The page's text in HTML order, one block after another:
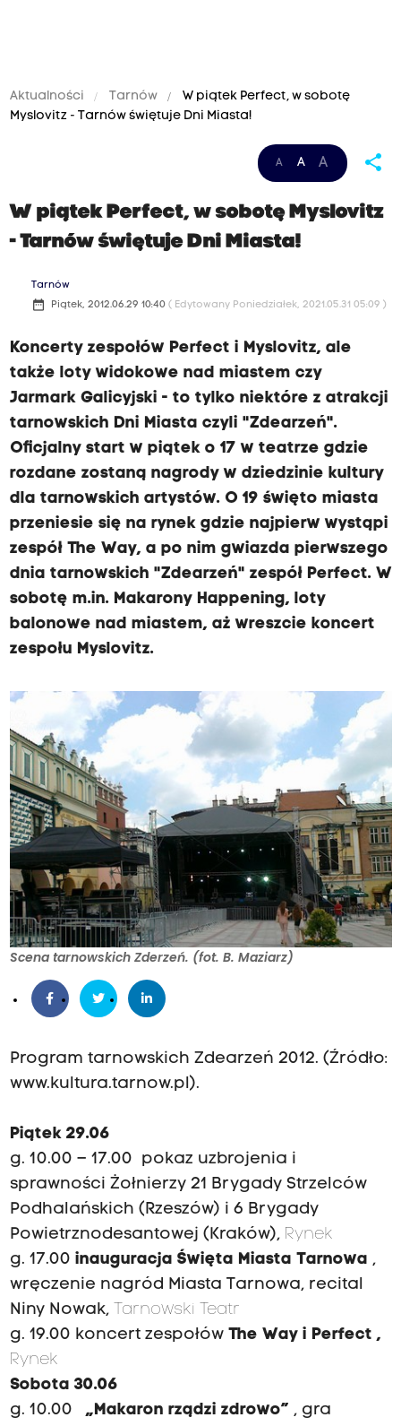
Aktualności Tarnów
W piątek Perfect, w sobotę
Myslovitz - Tarnów świętuje Dni Miasta!
A A A share
W piątek Perfect, w sobotę Myslovitz
- Tarnów świętuje Dni Miasta!
Tarnów
date_range Piątek, 2012.06.29 10:40 ( Edytowany Poniedziałek, 2021.05.31 05:09 )
Koncerty zespołów Perfect i Myslovitz, ale
także loty widokowe nad miastem czy
Jarmark Galicyjski - to tylko niektóre z atrakcji
tarnowskich Dni Miasta czyli "Zdearzeń".
Oficjalny start w piątek o 17 w teatrze gdzie
rozdane zostaną nagrody w dziedzinie kultury
dla tarnowskich artystów. O 19 święto miasta
przeniesie się na rynek gdzie najpierw wystąpi
zespół The Way, a po nim gwiazda pierwszego
dnia tarnowskich "Zdearzeń" zespół Perfect. W
sobotę m.in. Makarony Happening, loty
balonowe nad miastem, aż wreszcie koncert
zespołu Myslovitz.
Scena tarnowskich Zderzeń. (fot. B. Maziarz)
Program tarnowskich Zdearzeń 2012. (Źródło:
www.kultura.tarnow.pl).
Piątek 29.06
g. 10.00 – 17.00 pokaz uzbrojenia i
sprawności Żołnierzy 21 Brygady Strzelców
Podhalańskich (Rzeszów) i 6 Brygady
Powietrznodesantowej (Kraków), Rynek
g. 17.00 inauguracja Święta Miasta Tarnowa ,
wręczenie nagród Miasta Tarnowa, recital
Niny Nowak, Tarnowski Teatr
g. 19.00 koncert zespołów The Way i Perfect ,
Rynek
Sobota 30.06
g. 10.00
„Makaron rządzi zdrowo” , gra